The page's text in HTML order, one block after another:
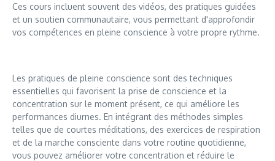
Ces cours incluent souvent des vidéos, des pratiques guidées
et un soutien communautaire, vous permettant d'approfondir
vos compétences en pleine conscience à votre propre rythme.
Les pratiques de pleine conscience sont des techniques
essentielles qui favorisent la prise de conscience et la
concentration sur le moment présent, ce qui améliore les
performances diurnes. En intégrant des méthodes simples
telles que de courtes méditations, des exercices de respiration
et de la marche consciente dans votre routine quotidienne,
vous pouvez améliorer votre concentration et réduire le